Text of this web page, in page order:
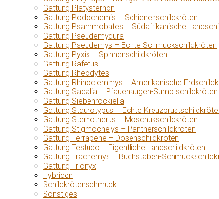
Gattung Platysternon
Gattung Podocnemis – Schienenschildkröten
Gattung Psammobates – Südafrikanische
Gattung Pseudemydura
Gattung Pseudemys – Echte Schmuckschildkröten
Gattung Pyxis – Spinnenschildkröten
Gattung Rafetus
Gattung Rheodytes
Gattung Rhinoclemmys – Amerikanische
Gattung Sacalia – Pfauenaugen-Sumpfschildkröten
Gattung Siebenrockiella
Gattung Staurotypus – Echte
Gattung Sternotherus – Moschusschildkröten
Gattung Stigmochelys – Pantherschildkröten
Gattung Terrapene – Dosenschildkröten
Gattung Testudo – Eigentliche Landschildkröten
Gattung Trachemys – Buchstaben-
Gattung Trionyx
Hybriden
Schildkrötenschmuck
Sonstiges